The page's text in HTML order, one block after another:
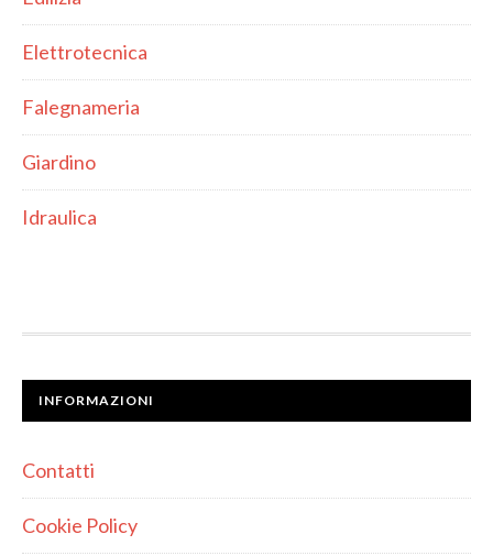
Elettrotecnica
Falegnameria
Giardino
Idraulica
INFORMAZIONI
Contatti
Cookie Policy